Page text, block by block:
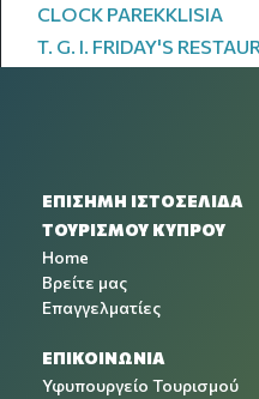
CLOCK PAREKKLISIA
T. G. I. FRIDAY'S
ΕΠΙΣΗΜΗ ΙΣΤΟΣΕΛΙΔΑ
ΤΟΥΡΙΣΜΟΥ ΚΥΠΡΟΥ
Home
Βρείτε μας
Επαγγελματίες
ΕΠΙΚΟΙΝΩΝΙΑ
Υφυπουργείο Τουρισμού